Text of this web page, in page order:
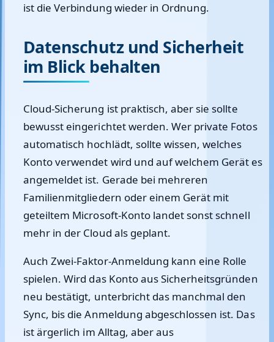
ist die Verbindung wieder in Ordnung.
Datenschutz und Sicherheit
im Blick behalten
Cloud-Sicherung ist praktisch, aber sie sollte
bewusst eingerichtet werden. Wer private Fotos
automatisch hochlädt, sollte wissen, welches
Konto verwendet wird und auf welchem Gerät es
angemeldet ist. Gerade bei mehreren
Familienmitgliedern oder einem Gerät mit
geteiltem Microsoft-Konto landet sonst schnell
mehr in der Cloud als geplant.
Auch Zwei-Faktor-Anmeldung kann eine Rolle
spielen. Wird das Konto aus Sicherheitsgründen
neu bestätigt, unterbricht das manchmal den
Sync, bis die Anmeldung abgeschlossen ist. Das
ist ärgerlich im Alltag, aber aus